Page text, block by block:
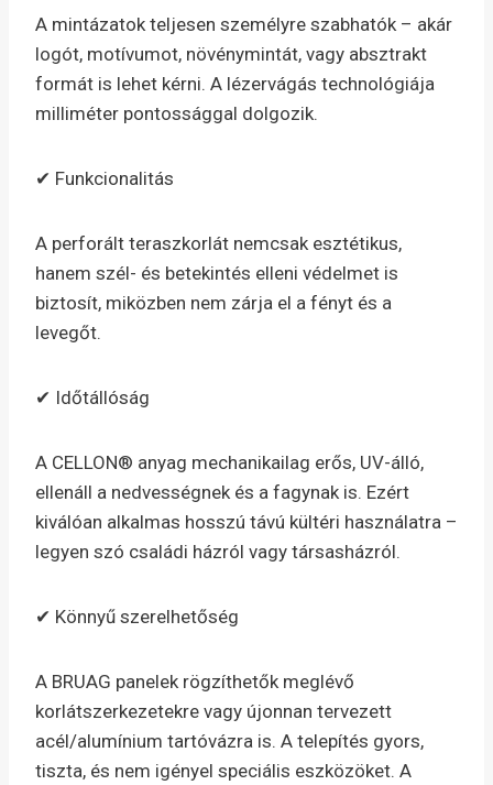
A mintázatok teljesen személyre szabhatók – akár
logót, motívumot, növénymintát, vagy absztrakt
formát is lehet kérni. A lézervágás technológiája
milliméter pontossággal dolgozik.
✔ Funkcionalitás
A perforált teraszkorlát nemcsak esztétikus,
hanem szél- és betekintés elleni védelmet is
biztosít, miközben nem zárja el a fényt és a
levegőt.
✔ Időtállóság
A CELLON® anyag mechanikailag erős, UV-álló,
ellenáll a nedvességnek és a fagynak is. Ezért
kiválóan alkalmas hosszú távú kültéri használatra –
legyen szó családi házról vagy társasházról.
✔ Könnyű szerelhetőség
A BRUAG panelek rögzíthetők meglévő
korlátszerkezetekre vagy újonnan tervezett
acél/alumínium tartóvázra is. A telepítés gyors,
tiszta, és nem igényel speciális eszközöket. A